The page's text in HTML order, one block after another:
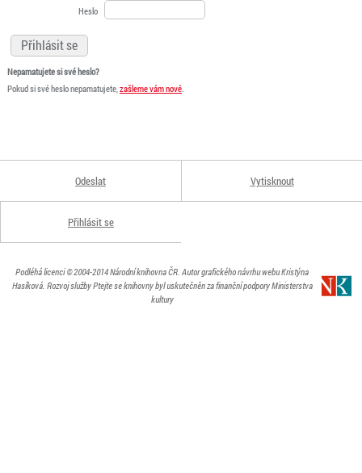
Heslo
Nepamatujete si své heslo?
Pokud si své heslo nepamatujete,zašleme vám nové.
Odeslat Vytisknout
Přihlásit se
Podléhá licenci© 2004-2014Národní knihovna ČR. Autor grafického návrhu webu Kristýna
Hasíková. Rozvoj služby Ptejte se knihovny byl uskutečněn za finanční podpory Ministerstva
kultury